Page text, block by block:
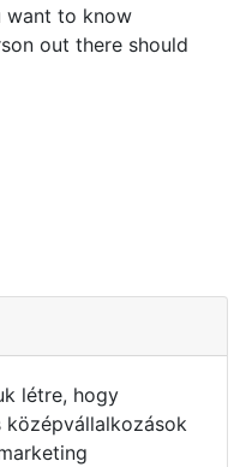
want to know
out there should
létre, hogy
középvállalkozások